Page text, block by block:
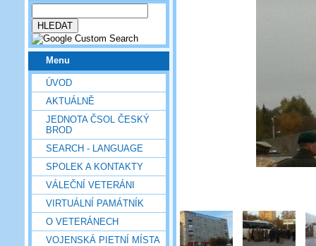
Menu
ÚVOD
AKTUÁLNĚ
JEDNOTA ČSOL ČESKÝ
BROD
SEARCH - LANGUAGE
SPOLEK A KONTAKTY
VÁLEČNÍ VETERÁNI
VIRTUÁLNÍ PAMÁTNÍK
O VETERÁNECH
VOJENSKÁ PIETNÍ MÍSTA